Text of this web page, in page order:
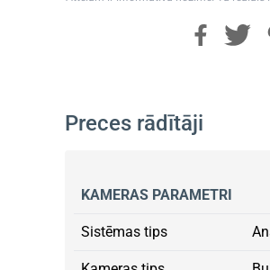
Preces rādītāji
KAMERAS PARAMETRI
Sistēmas tips